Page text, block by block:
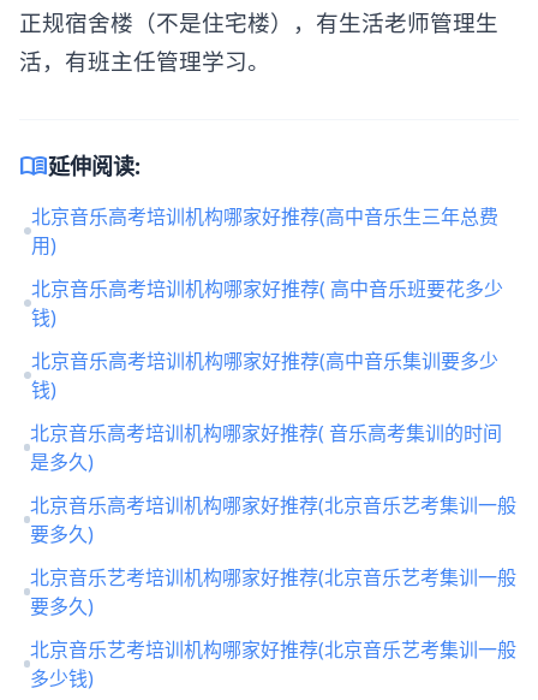
正规宿舍楼（不是住宅楼），有生活老师管理生
活，有班主任管理学习。
menu_book延伸阅读:
北京音乐高考培训机构哪家好推荐(高中音乐生三年总费
用)
北京音乐高考培训机构哪家好推荐( 高中音乐班要花多少
钱)
北京音乐高考培训机构哪家好推荐(高中音乐集训要多少
钱)
北京音乐高考培训机构哪家好推荐( 音乐高考集训的时间
是多久)
北京音乐高考培训机构哪家好推荐(北京音乐艺考集训一般
要多久)
北京音乐艺考培训机构哪家好推荐(北京音乐艺考集训一般
要多久)
北京音乐艺考培训机构哪家好推荐(北京音乐艺考集训一般
多少钱)